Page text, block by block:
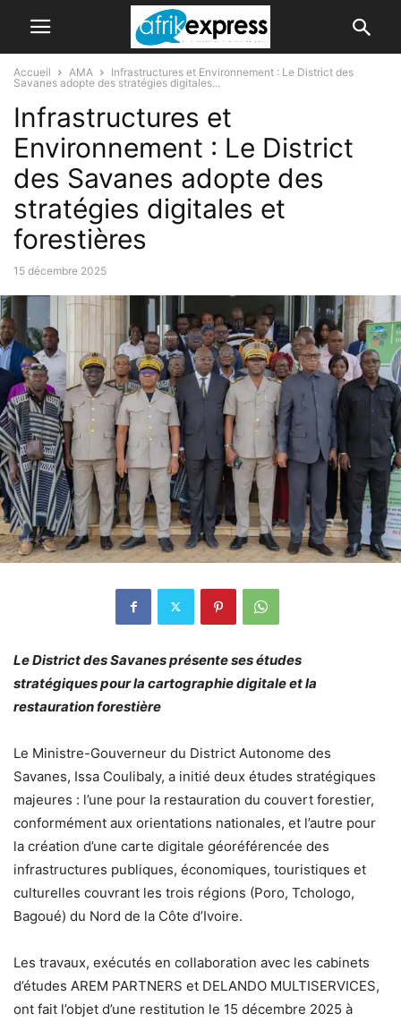
Accueil AMA
Infrastructures et Environnement : Le District des
Savanes adopte des stratégies digitales...
Infrastructures et
Environnement : Le District
des Savanes adopte des
stratégies digitales et
forestières
15 décembre 2025
Le District des Savanes présente ses études
stratégiques pour la cartographie digitale et la
restauration forestière
Le Ministre-Gouverneur du District Autonome des
Savanes, Issa Coulibaly, a initié deux études stratégiques
majeures : l’une pour la restauration du couvert forestier,
conformément aux orientations nationales, et l’autre pour
la création d’une carte digitale géoréférencée des
infrastructures publiques, économiques, touristiques et
culturelles couvrant les trois régions (Poro, Tchologo,
Bagoué) du Nord de la Côte d’Ivoire.
Les travaux, exécutés en collaboration avec les cabinets
d’études AREM PARTNERS et DELANDO MULTISERVICES,
ont fait l’objet d’une restitution le 15 décembre 2025 à